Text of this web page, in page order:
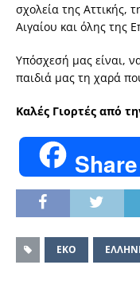
σχολεία της Αττικής,
Αιγαίου και όλης της
Υπόσχεσή μας είναι,
παιδιά μας τη χαρά
Καλές Γιορτές από
Share
ΕΚΟ